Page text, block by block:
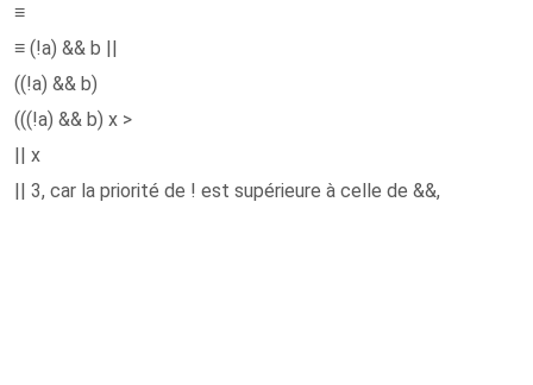
≡
≡ (!a) && b ||
((!a) && b)
(((!a) && b) x >
|| x
|| 3, car la priorité de ! est supérieure à celle de &&,